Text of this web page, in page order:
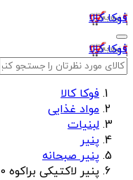
فوکا کالا
فوکا کالا
فوکا کالا
مواد غذایی
لبنیات
پنیر
پنیر صبحانه
پنیر لاکتیکی براکوه 280 گرم